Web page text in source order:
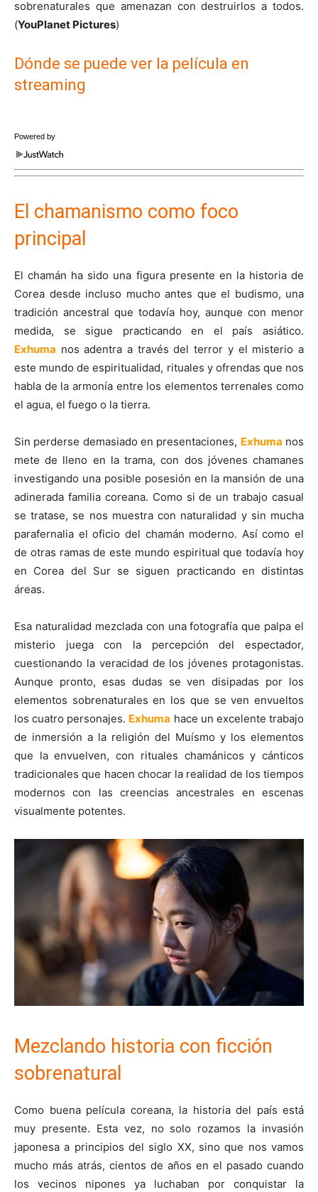
sobrenaturales que amenazan con destruirlos a todos.
(YouPlanet Pictures)
Dónde se puede ver la película en
streaming
Powered by
El chamanismo como foco
principal
El chamán ha sido una figura presente en la historia de
Corea desde incluso mucho antes que el budismo, una
tradición ancestral que todavía hoy, aunque con menor
medida, se sigue practicando en el país asiático.
Exhuma nos adentra a través del terror y el misterio a
este mundo de espiritualidad, rituales y ofrendas que nos
habla de la armonía entre los elementos terrenales como
el agua, el fuego o la tierra.
Sin perderse demasiado en presentaciones, Exhuma nos
mete de lleno en la trama, con dos jóvenes chamanes
investigando una posible posesión en la mansión de una
adinerada familia coreana. Como si de un trabajo casual
se tratase, se nos muestra con naturalidad y sin mucha
parafernalia el oficio del chamán moderno. Así como el
de otras ramas de este mundo espiritual que todavía hoy
en Corea del Sur se siguen practicando en distintas
áreas.
Esa naturalidad mezclada con una fotografía que palpa el
misterio juega con la percepción del espectador,
cuestionando la veracidad de los jóvenes protagonistas.
Aunque pronto, esas dudas se ven disipadas por los
elementos sobrenaturales en los que se ven envueltos
los cuatro personajes. Exhuma hace un excelente trabajo
de inmersión a la religión del Muísmo y los elementos
que la envuelven, con rituales chamánicos y cánticos
tradicionales que hacen chocar la realidad de los tiempos
modernos con las creencias ancestrales en escenas
visualmente potentes.
Mezclando historia con ficción
sobrenatural
Como buena película coreana, la historia del país está
muy presente. Esta vez, no solo rozamos la invasión
japonesa a principios del siglo XX, sino que nos vamos
mucho más atrás, cientos de años en el pasado cuando
los vecinos nipones ya luchaban por conquistar la